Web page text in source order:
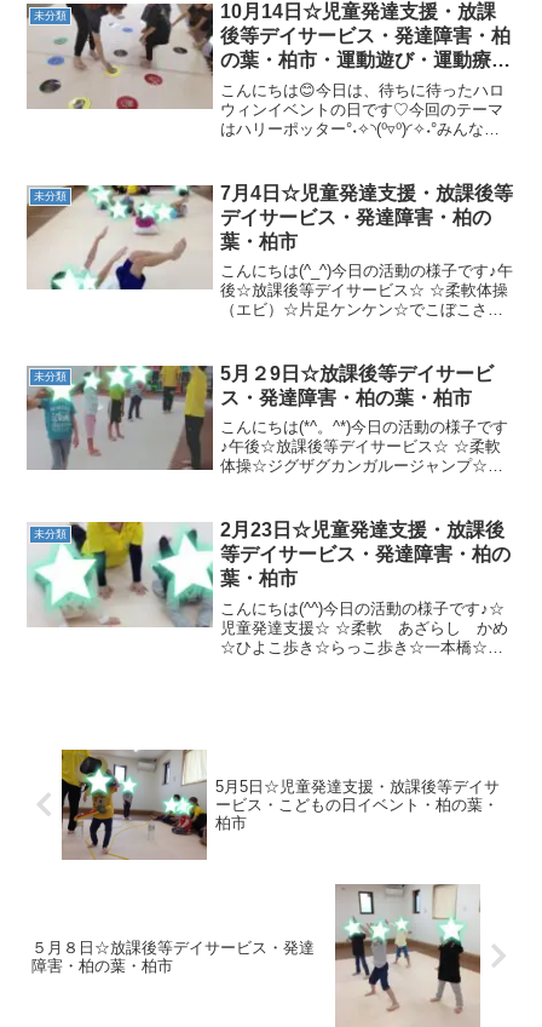
未分類
10月14日☆児童発達支援・放課
後等デイサービス・発達障害・柏
の葉・柏市・運動遊び・運動療
育・プログラム・楽しい療育
こんにちは😊今日は、待ちに待ったハロ
ウィンイベントの日です♡今回のテーマ
はハリーポッター°˖✧◝(⁰▿⁰)◜✧˖°みんな楽
ロウィンイベント★！！無事に終了で...
未分類
7月4日☆児童発達支援・放課後等
デイサービス・発達障害・柏の
葉・柏市
こんにちは(^_^)今日の活動の様子です♪午
後☆放課後等デイサービス☆ ☆柔軟体操
（エビ）☆片足ケンケン☆でこぼこさつ
未分類
5月２9日☆放課後等デイサービ
ス・発達障害・柏の葉・柏市
こんにちは(*^。^*)今日の活動の様子です
♪午後☆放課後等デイサービス☆ ☆柔軟
体操☆ジグザグカンガルージャンプ☆ボ
10:00～11:00に柏の葉教室で体験会を行
いま...
未分類
2月23日☆児童発達支援・放課後
等デイサービス・発達障害・柏の
葉・柏市
こんにちは(^^)今日の活動の様子です♪☆
児童発達支援☆ ☆柔軟 あざらし かめ
☆ひよこ歩き☆らっこ歩き☆一本橋☆ト
5月5日☆児童発達支援・放課後等デイサ
ービス・こどもの日イベント・柏の葉・
柏市
５月８日☆放課後等デイサービス・発達
障害・柏の葉・柏市